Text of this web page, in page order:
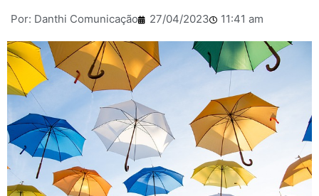
Por: Danthi Comunicação 27/04/2023 11:41 am